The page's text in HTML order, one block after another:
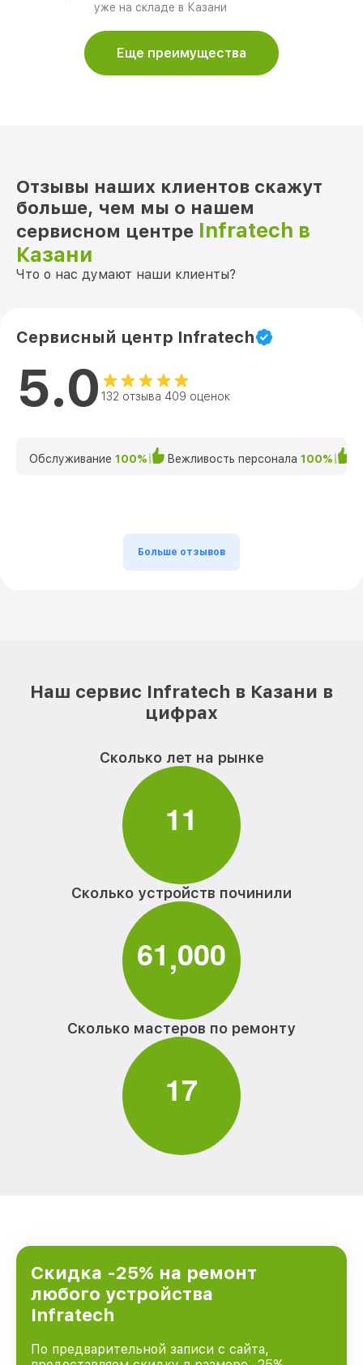
уже на складе в Казани
Еще преимущества
Отзывы наших клиентов скажут
больше, чем мы о нашем
сервисном центре Infratech в
Казани
Что о нас думают наши клиенты?
Сервисный центр Infratech
5.0 132 отзыва 409 оценок
Обслуживание 100% Вежливость персонала 100%
Больше отзывов
Наш сервис Infratech в Казани в
цифрах
Сколько лет на рынке
11
Сколько устройств починили
61,000
Сколько мастеров по ремонту
17
Скидка -25% на ремонт
любого устройства
Infratech
По предварительной записи с сайта,